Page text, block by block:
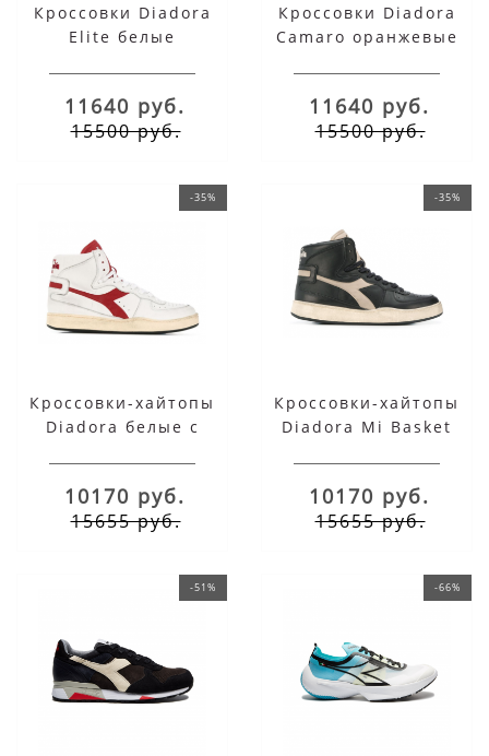
Кроссовки Diadora
Elite белые
11640 руб.
15500 руб.
Кроссовки Diadora
Camaro оранжевые
11640 руб.
15500 руб.
-35%
Кроссовки-хайтопы
Diadora белые с
10170 руб.
15655 руб.
-35%
Кроссовки-хайтопы
Diadora Mi Basket
10170 руб.
15655 руб.
-51% -66%